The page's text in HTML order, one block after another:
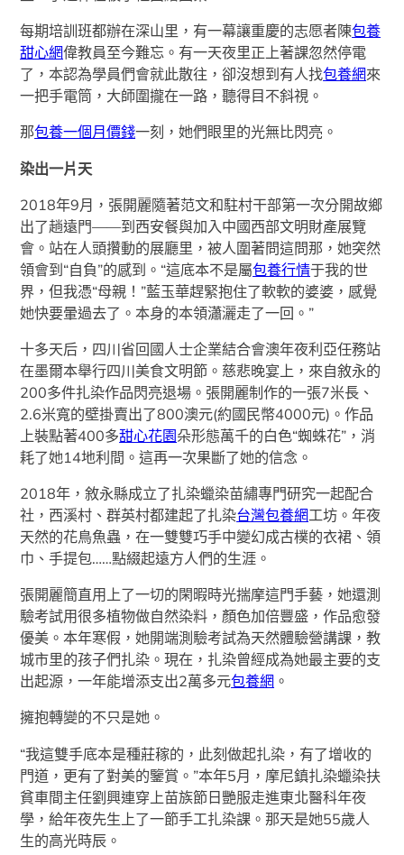
每期培訓班都辦在深山里，有一幕讓重慶的志愿者陳包養
甜心網偉教員至今難忘。有一天夜里正上著課忽然停電
了，本認為學員們會就此散往，卻沒想到有人找包養網來
一把手電筒，大師圍攏在一路，聽得目不斜視。
那包養一個月價錢一刻，她們眼里的光無比閃亮。
染出一片天
2018年9月，張開麗隨著范文和駐村干部第一次分開故鄉
出了趟遠門——到西安餐與加入中國西部文明財產展覽
會。站在人頭攢動的展廳里，被人圍著問這問那，她突然
領會到“自負”的感到。“這底本不是屬包養行情于我的世
界，但我憑“母親！”藍玉華趕緊抱住了軟軟的婆婆，感覺
她快要暈過去了。本身的本領瀟灑走了一回。”
十多天后，四川省回國人士企業結合會澳年夜利亞任務站
在墨爾本舉行四川美食文明節。慈悲晚宴上，來自敘永的
200多件扎染作品閃亮退場。張開麗制作的一張7米長、
2.6米寬的壁掛賣出了800澳元(約國民幣4000元)。作品
上裝點著400多甜心花園朵形態萬千的白色“蜘蛛花”，消
耗了她14地利間。這再一次果斷了她的信念。
2018年，敘永縣成立了扎染蠟染苗繡專門研究一起配合
社，西溪村、群英村都建起了扎染台灣包養網工坊。年夜
天然的花鳥魚蟲，在一雙雙巧手中變幻成古樸的衣裙、領
巾、手提包……點綴起遠方人們的生涯。
張開麗簡直用上了一切的閑暇時光揣摩這門手藝，她還測
驗考試用很多植物做自然染料，顏色加倍豐盛，作品愈發
優美。本年寒假，她開端測驗考試為天然體驗營講課，教
城市里的孩子們扎染。現在，扎染曾經成為她最主要的支
出起源，一年能增添支出2萬多元包養網 。
擁抱轉變的不只是她。
“我這雙手底本是種莊稼的，此刻做起扎染，有了增收的
門道，更有了對美的鑒賞。”本年5月，摩尼鎮扎染蠟染扶
貧車間主任劉興連穿上苗族節日艷服走進東北醫科年夜
學，給年夜先生上了一節手工扎染課。那天是她55歲人
生的高光時辰。